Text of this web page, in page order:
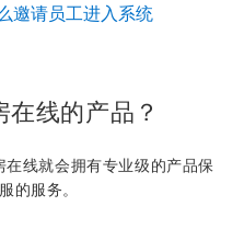
邀请员工进入系统
线的产品？
线就会拥有专业级的产品保
的服务。